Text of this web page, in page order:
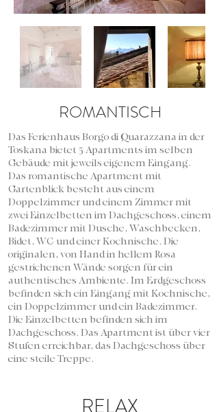
ROMANTISCH
Das Ferienhaus Borgo di Quarazzana in der
Toskana bietet 5 Apartments im selben
Gebäude mit jeweils eigenem Eingang.
Das romantische Apartment mit
Gartenblick besteht aus einem
Doppelzimmer und einem Zimmer mit
zwei Einzelbetten im Dachgeschoss, einem
Badezimmer mit Dusche, Waschbecken,
Bidet, WC und einer Kochnische. Die
originalen, von Hand in hellem Rosa
gestrichenen Wände sorgen für ein
authentisches Ambiente. Im Erdgeschoss
befinden sich ein Eingang mit Kochnische,
ein Doppelzimmer und ein Badezimmer.
Die Einzelbetten befinden sich im
Dachgeschoss. Das Apartment ist über vier
Stufen erreichbar, das Dachgeschoss über
eine steile Treppe.
RELAX